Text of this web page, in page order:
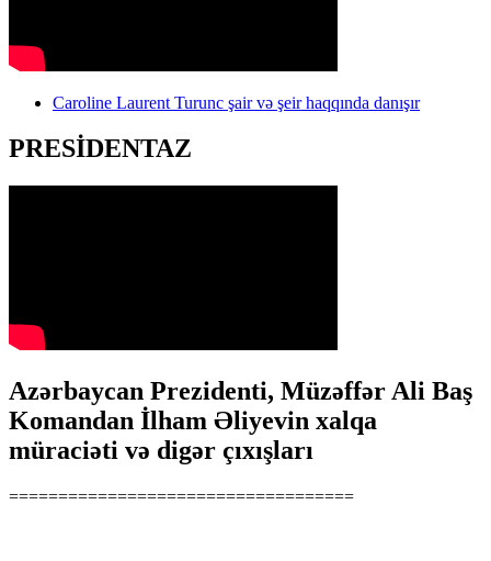
Caroline Laurent Turunc şair və şeir haqqında danışır
PRESİDENTAZ
Azərbaycan Prezidenti, Müzəffər Ali Baş
Komandan İlham Əliyevin xalqa
müraciəti və digər çıxışları
===================================